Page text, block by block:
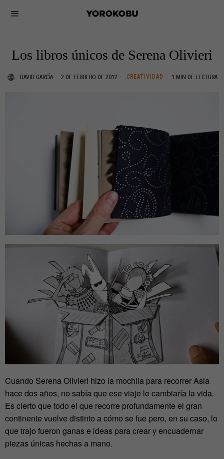
Los libros únicos de Serena Olivieri
DAVID GARCÍA 2 DE FEBRERO DE 2012 CREATIVIDAD 1 MIN DE LECTURA
Cuando Serena Olivieri hizo la mochila para recorrer Asia
hace dos años, no sabía que ese viaje le cambiaría la vida.
Es cierto que todo el que recorre profundamente el gran
continente vuelve distinto a cómo se fue pero, en su caso, lo
que trajo fueron ganas e ideas para crear y encuadernar
piezas únicas hechas a mano.